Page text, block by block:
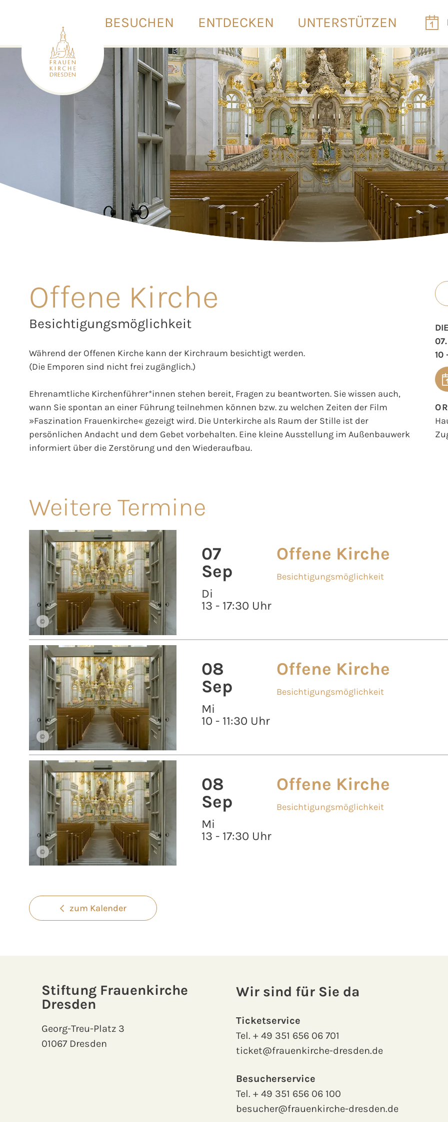
BESUCHEN ENTDECKEN UNTERSTÜTZEN
Offene Kirche
Besichtigungsmöglichkeit
Während der Offenen Kirche kann der Kirchraum besichtigt werden.
(Die Emporen sind nicht frei zugänglich.)
Ehrenamtliche Kirchenführer*innen stehen bereit, Fragen zu beantworten. Sie wissen auch,
wann Sie spontan an einer Führung teilnehmen können bzw. zu welchen Zeiten der Film
»Faszination Frauenkirche« gezeigt wird. Die Unterkirche als Raum der Stille ist der
persönlichen Andacht und dem Gebet vorbehalten. Eine kleine Ausstellung im Außenbauwerk
informiert über die Zerstörung und den Wiederaufbau.
10
Weitere Termine
©
07
Sep
Di
13 - 17:30 Uhr
Offene Kirche
Besichtigungsmöglichkeit
©
08
Sep
Mi
10 - 11:30 Uhr
Offene Kirche
Besichtigungsmöglichkeit
©
08
Sep
Mi
13 - 17:30 Uhr
Offene Kirche
Besichtigungsmöglichkeit
zum Kalender
Stiftung Frauenkirche
Dresden
Georg-Treu-Platz 3
01067 Dresden
Wir sind für Sie da
Ticketservice
Tel.+ 49 351 656 06 701
ticket@frauenkirche-dresden.de
Besucherservice
Tel.+ 49 351 656 06 100
besucher@frauenkirche-dresden.de